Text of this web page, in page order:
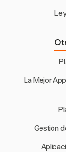
La Mejor
Gestión